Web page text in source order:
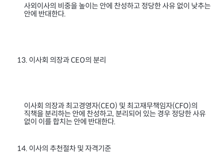
사외이사의 비중을 높이는 안에 찬성하고 정당한 사유 없이 낮추는
안에 반대한다.
13. 이사회 의장과CEO의 분리
이사회 의장과 최고경영자(CEO) 및 최고재무책임자(CFO)의
직책을 분리하는 안에 찬성하고, 분리되어 있는 경우 정당한 사유
없이 이를 합치는 안에 반대한다.
14. 이사의 추천절차 및 자격기준